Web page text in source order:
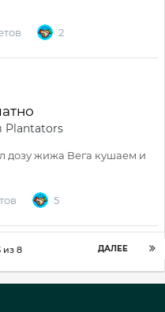
2
Plantators
дозу жижа Вега кушаем и
5
ДАЛЕЕ
из 8